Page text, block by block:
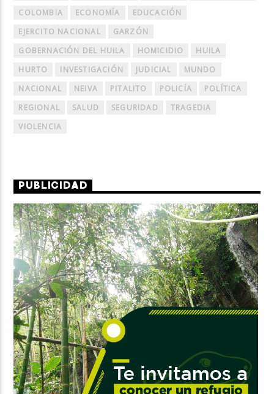
COLOMBIA
ECONOMÍA
EDUCACIÓN
EJERCITO NACIONAL
GARZÓN
GOBERNACIÓN DEL HUILA
HOMICIDIO
HUILA
HURTO
INVESTIGACIÓN JUDICIAL
MUNDO
NACIONAL
NEIVA PITALITO POLICÍA
POLÍTICA
REGIONAL
SALUD SEGURIDAD
TRAGEDIA
VIOLENCIA
PUBLICIDAD